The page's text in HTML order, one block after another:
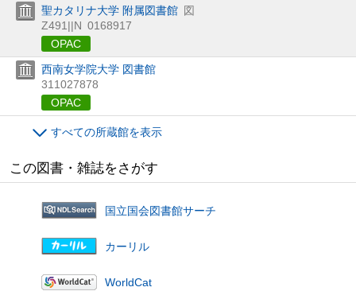
聖カタリナ大学 附属図書館 図
Z491||N 0168917
OPAC
西南女学院大学 図書館
311027878
OPAC
すべての所蔵館を表示
この図書・雑誌をさがす
国立国会図書館サーチ
カーリル
WorldCat